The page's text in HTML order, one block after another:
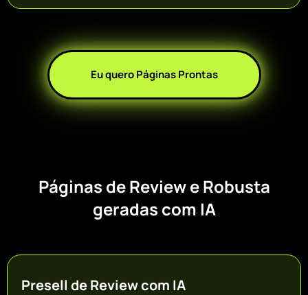
Eu quero Páginas Prontas
Páginas de Review e Robusta
geradas com IA
Presell de Review com IA